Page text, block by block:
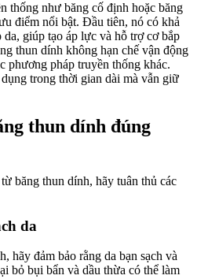
thống như băng cố định hoặc băng
điểm nổi bật. Đầu tiên, nó có khả
da, giúp tạo áp lực và hỗ trợ cơ bắp
thun dính không hạn chế vận động
phương pháp truyền thống khác.
trong thời gian dài mà vẫn giữ
thun dính đúng
băng thun dính, hãy tuân thủ các
da
hãy đảm bảo rằng da bạn sạch và
bỏ bụi bẩn và dầu thừa có thể làm